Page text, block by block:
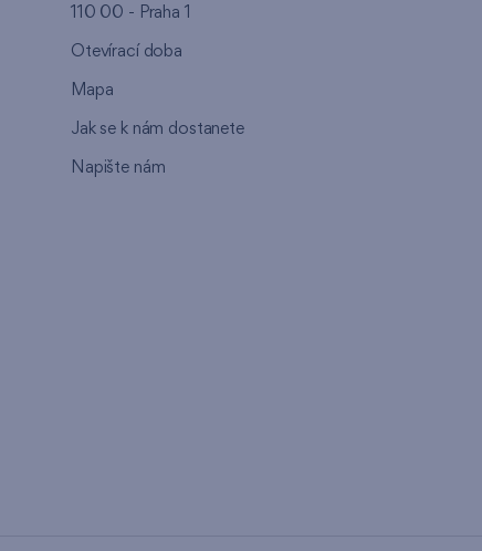
110 00 - Praha 1
Otevírací doba
Mapa
Jak se k nám dostanete
Napište nám